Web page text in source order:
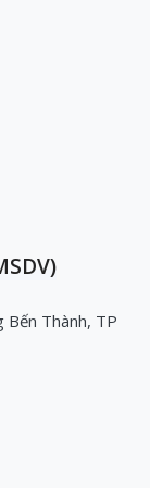
Bến Thành, TP